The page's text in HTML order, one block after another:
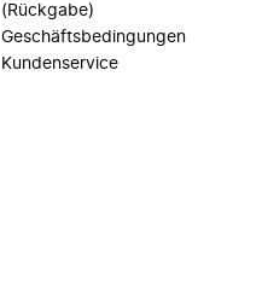
(Rückgabe)
Geschäftsbedingungen
Kundenservice